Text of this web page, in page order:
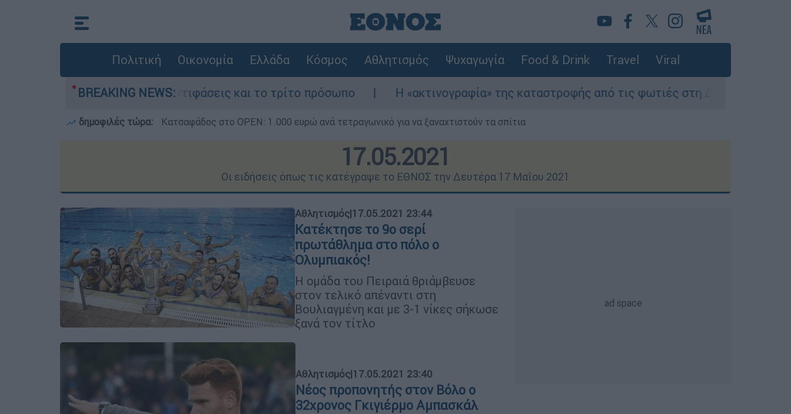
Πολιτική Οικονομία Ελλάδα Κόσμος Αθλητισμός Ψυχαγωγία Food & Drink Travel Viral
BREAKING NEWS:
Κυψέλη: Οι αντιφάσεις και το τρίτο πρόσωπο Η «ακτινογραφία» της καταστροφής από τις φωτιές στη Δυτική Αττική - Οι εκτάσεις
δημοφιλές τώρα: Κατσαφάδος στο OPEN: 1.000 ευρώ ανά τετραγωνικό για να ξαναχτιστούν τα σπίτια
17.05.2021
Οι ειδήσεις όπως τις κατέγραψε το ΕΘΝΟΣ την Δευτέρα 17 Μαΐου 2021
Αθλητισμός|17.05.2021 23:44
Κατέκτησε το 9ο σερί
πρωτάθλημα στο πόλο ο
Ολυμπιακός!
Η ομάδα του Πειραιά θριάμβευσε
στον τελικό απέναντι στη
Βουλιαγμένη και με 3-1 νίκες σήκωσε
ξανά τον τίτλο
Αθλητισμός|17.05.2021 23:40
Νέος προπονητής στον Βόλο ο
32χρονος Γκιγιέρμο Αμπασκάλ